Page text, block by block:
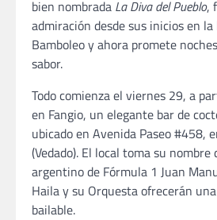
bien nombrada La Diva del Pueblo,
admiración desde sus inicios en
Bamboleo y ahora promete
sabor.
Todo comienza el viernes 29, a
en Fangio, un elegante bar de
ubicado en Avenida Paseo #458,
(Vedado). El local toma su
argentino de Fórmula 1 Juan
Haila y su Orquesta ofrecerán
bailable.